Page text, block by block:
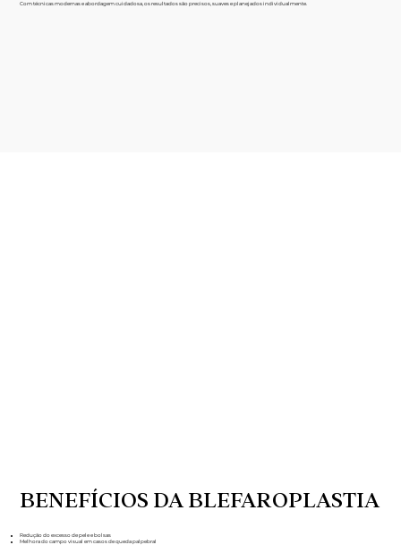
Com técnicas modernas e abordagem cuidadosa, os resultados são precisos, suaves e planejados individualmente.
BENEFÍCIOS DA BLEFAROPLASTIA
Redução do excesso de pele e bolsas
Melhora do campo visual em casos de queda palpebral